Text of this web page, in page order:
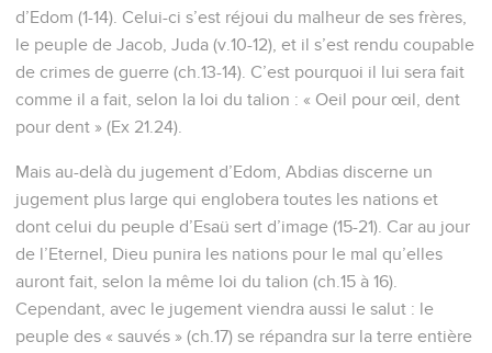
d’Edom (1-14). Celui-ci s’est réjoui du malheur de ses frères,
le peuple de Jacob, Juda (v.10-12), et il s’est rendu coupable
de crimes de guerre (ch.13-14). C’est pourquoi il lui sera fait
comme il a fait, selon la loi du talion : « Oeil pour œil, dent
pour dent » (Ex 21.24).
Mais au-delà du jugement d’Edom, Abdias discerne un
jugement plus large qui englobera toutes les nations et
dont celui du peuple d’Esaü sert d’image (15-21). Car au jour
de l’Eternel, Dieu punira les nations pour le mal qu’elles
auront fait, selon la même loi du talion (ch.15 à 16).
Cependant, avec le jugement viendra aussi le salut : le
peuple des « sauvés » (ch.17) se répandra sur la terre entière